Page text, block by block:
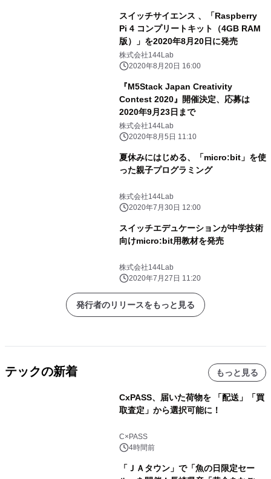
スイッチサイエンス 、「Raspberry
Pi 4 コンプリートキット（4GB RAM
版）」を2020年8月20日に発売
株式会社144Lab
2020年8月20日 16:00
『M5Stack Japan Creativity
Contest 2020』開催決定、応募は
2020年9月23日まで
株式会社144Lab
2020年8月5日 11:10
夏休みにはじめる、「micro:bit」を使
った親子プログラミング
株式会社144Lab
2020年7月30日 12:00
スイッチエデュケーションが中学技術
向けmicro:bit用教材を発売
株式会社144Lab
2020年7月27日 11:20
発行者のリリースをもっと見る
テックの新着 もっと見る
CxPASS、届いた荷物を 「配送」「買
取査定」から選択可能に！
C×PASS
4時間前
「ＪＡタウン」で「魚の日限定セー